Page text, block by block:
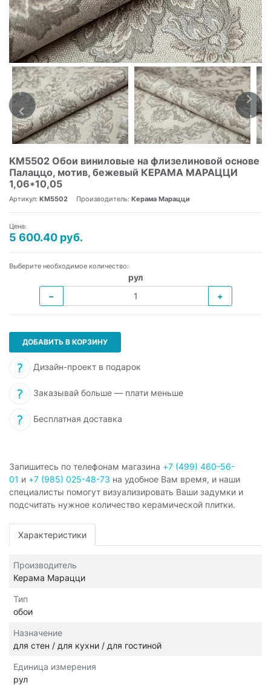
KM5502 Обои виниловые на флизелиновой основе
Палаццо, мотив, бежевый КЕРАМА МАРАЦЦИ
1,06*10,05
Артикул: KM5502 Производитель: Керама Марацци
Цена:
5 600.40 руб.
Выберите необходимое количество:
рул
−
+
ДОБАВИТЬ В КОРЗИНУ
Дизайн-проект в подарок
Заказывай больше — плати меньше
Бесплатная доставка
Запишитесь по телефонам магазина +7 (499) 460-56-
01 и +7 (985) 025-48-73 на удобное Вам время, и наши
специалисты помогут визуализировать Ваши задумки и
подсчитать нужное количество керамической плитки.
Характеристики
Производитель
Керама Марацци
Тип
обои
Назначение
для стен / для кухни / для гостиной
Единица измерения
рул